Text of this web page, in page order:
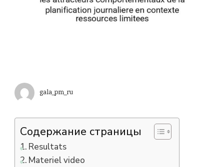
gala_pm_ru
Содержание страницы
Resultats
Materiel video